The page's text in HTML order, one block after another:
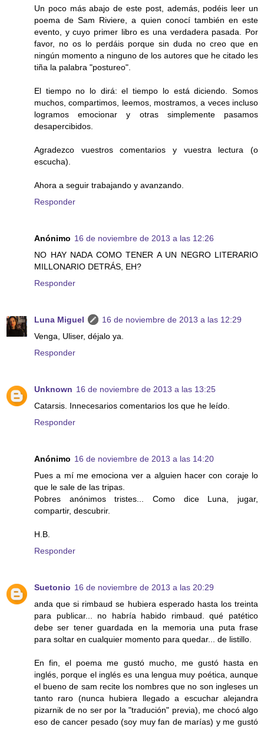
Un poco más abajo de este post, además, podéis leer un
poema de Sam Riviere, a quien conocí también en este
evento, y cuyo primer libro es una verdadera pasada. Por
favor, no os lo perdáis porque sin duda no creo que en
ningún momento a ninguno de los autores que he citado les
tiña la palabra "postureo".
El tiempo no lo dirá: el tiempo lo está diciendo. Somos
muchos, compartimos, leemos, mostramos, a veces incluso
logramos emocionar y otras simplemente pasamos
desapercibidos.
Agradezco vuestros comentarios y vuestra lectura (o
escucha).
Ahora a seguir trabajando y avanzando.
Responder
Anónimo 16 de noviembre de 2013 a las 12:26
NO HAY NADA COMO TENER A UN NEGRO LITERARIO
MILLONARIO DETRÁS, EH?
Responder
Luna Miguel
16 de noviembre de 2013 a las 12:29
Venga, Uliser, déjalo ya.
Responder
Unknown 16 de noviembre de 2013 a las 13:25
Catarsis. Innecesarios comentarios los que he leído.
Responder
Anónimo 16 de noviembre de 2013 a las 14:20
Pues a mí me emociona ver a alguien hacer con coraje lo
que le sale de las tripas.
Pobres anónimos tristes... Como dice Luna, jugar,
compartir, descubrir.
H.B.
Responder
Suetonio 16 de noviembre de 2013 a las 20:29
anda que si rimbaud se hubiera esperado hasta los treinta
para publicar... no habría habido rimbaud. qué patético
debe ser tener guardada en la memoria una puta frase
para soltar en cualquier momento para quedar... de listillo.
En fin, el poema me gustó mucho, me gustó hasta en
inglés, porque el inglés es una lengua muy poética, aunque
el bueno de sam recite los nombres que no son ingleses un
tanto raro (nunca hubiera llegado a escuchar alejandra
pizarnik de no ser por la "tradución" previa), me chocó algo
eso de cancer pesado (soy muy fan de marías) y me gustó